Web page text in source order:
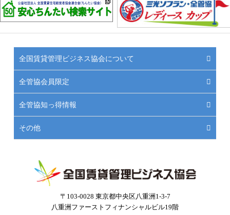
〒103-0028 東京都中央区八重洲1-3-7
八重洲ファーストフィナンシャルビル19階
全国賃貸管理ビジネス協会について
全管協会員限定
全管協知っ得情報
その他